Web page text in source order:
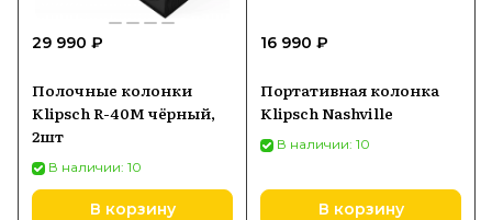
Купить акустические системы Klipsch
гарантией и доставкой по России по
выгодной цене.
29 990 ₽
Полочные колонки
Klipsch R-40M чёрный,
2шт
В наличии: 10
В корзину
16 990 ₽
Портативная колонка
Klipsch Nashville
В наличии: 10
В корзину